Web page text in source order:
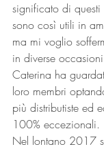
significato di
sono così utili in
ma mi voglio
in diverse
Caterina ha
loro membri
più distributiste ed
100% eccezionali.
Nel lontano 2017